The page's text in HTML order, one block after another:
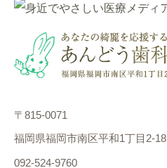
〒815-0071
福岡県福岡市南区平和1丁目2-18
092-524-9760